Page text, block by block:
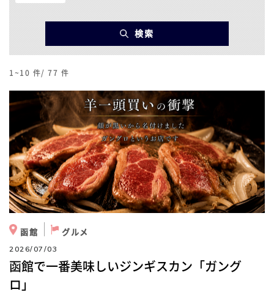
検索
1~10 件/ 77 件
函館 グルメ
2026/07/03
函館で一番美味しいジンギスカン「ガング
ロ」